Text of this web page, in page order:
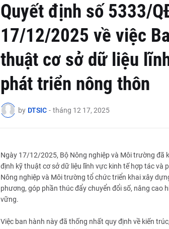
Quyết định số 5333/
17/12/2025 về việc
thuật cơ sở dữ liệu
phát triển nông thôn
by DTSIC - tháng 12 17, 2025
Ngày 17/12/2025, Bộ Nông nghiệp và Môi trường đã
định kỹ thuật cơ sở dữ liệu lĩnh vực kinh tế hợp tác và
Nông nghiệp và Môi trường tổ chức triển khai xây
phương, góp phần thúc đẩy chuyển đổi số, nâng cao
vững.
Việc ban hành này đã thống nhất quy định về kiến